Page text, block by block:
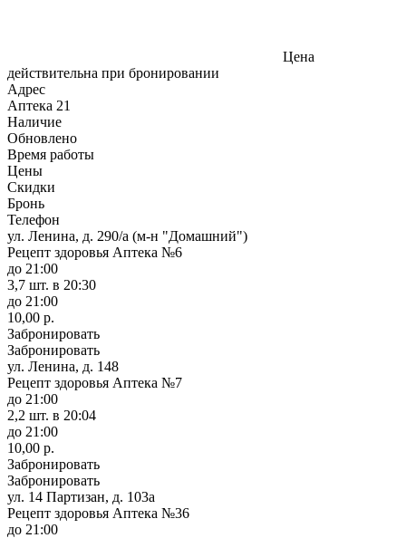
Цена
действительна при бронировании
Адрес
Аптека 21
Наличие
Обновлено
Время работы
Цены
Скидки
Бронь
Телефон
ул. Ленина, д. 290/а (м-н "Домашний")
Рецепт здоровья Аптека №6
до 21:00
3,7 шт. в 20:30
до 21:00
10,00 р.
Забронировать
Забронировать
ул. Ленина, д. 148
Рецепт здоровья Аптека №7
до 21:00
2,2 шт. в 20:04
до 21:00
10,00 р.
Забронировать
Забронировать
ул. 14 Партизан, д. 103а
Рецепт здоровья Аптека №36
до 21:00